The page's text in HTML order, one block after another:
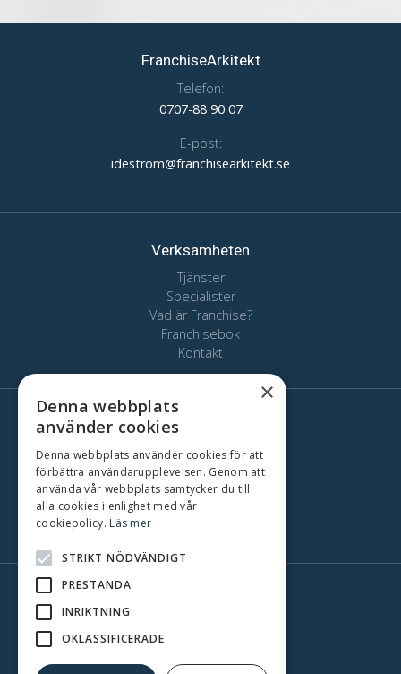
FranchiseArkitekt
Telefon:
0707-88 90 07
E-post:
idestrom@franchisearkitekt.se
Verksamheten
Tjänster
Specialister
Vad är Franchise?
Franchisebok
Kontakt
Här finns vi
Stockholm
Oslo
Köpenhamn
Göteborg
'
×
Denna webbplats
använder cookies
Denna webbplats använder cookies för att
förbättra användarupplevelsen. Genom att
använda vår webbplats samtycker du till
alla cookies i enlighet med vår
cookiepolicy. Läs mer
STRIKT NÖDVÄNDIGT
PRESTANDA
INRIKTNING
OKLASSIFICERADE